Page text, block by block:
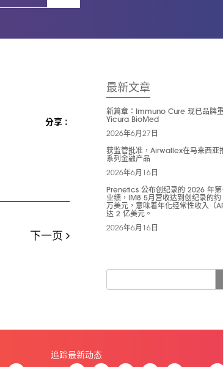
分享 :
下一页
最新文章
新篇章：Immuno Cure 现已品牌
Yicura BioMed
2026年6月27日
获监管批准，Airwallex在马来西亚
系列金融产品
2026年6月16日
Prenetics 公布创纪录的 2026 年第
业绩，IM8 5月营收达到创纪录的
万美元，意味着年化经常性收入（
达 2 亿美元。
2026年6月16日
追踪最新动态